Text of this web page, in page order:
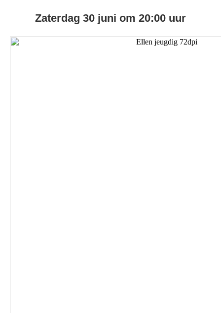
Zaterdag 30 juni om 20:00 uur